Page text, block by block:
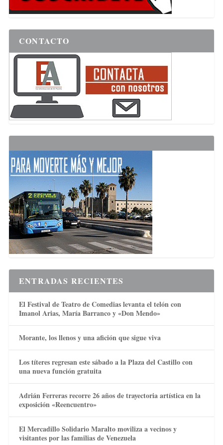
CONTACTO
ENTRADAS RECIENTES
El Festival de Teatro de Comedias levanta el telón con
Imanol Arias, María Barranco y «Don Mendo»
Morante, los llenos y una afición que sigue viva
Los títeres regresan este sábado a la Plaza del Castillo con
una nueva función gratuita
Adrián Ferreras recorre 26 años de trayectoria artística en la
exposición «Reencuentro»
El Mercadillo Solidario Maralto moviliza a vecinos y
visitantes por las familias de Venezuela